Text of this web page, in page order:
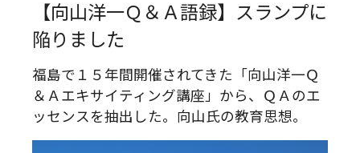
【向山洋一Ｑ＆Ａ語録】スランプに
陥りました
福島で１５年間開催されてきた「向山洋一Ｑ
＆Ａエキサイティング講座」から、ＱＡのエ
ッセンスを抽出した。向山氏の教育思想。